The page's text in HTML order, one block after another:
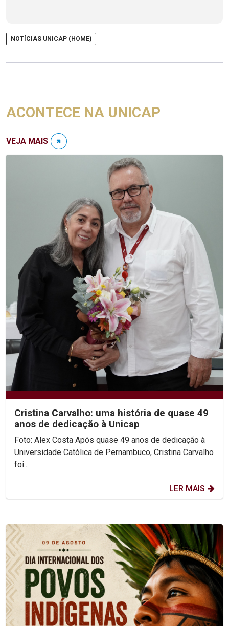
NOTÍCIAS UNICAP (HOME)
ACONTECE NA UNICAP
VEJA MAIS
Cristina Carvalho: uma história de quase 49
anos de dedicação à Unicap
Foto: Alex Costa Após quase 49 anos de dedicação à
Universidade Católica de Pernambuco, Cristina Carvalho
foi...
LER MAIS